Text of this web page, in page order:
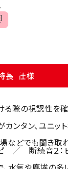
長・仕様
際の視認性を確
タン、ユニット
どでも聞き取
／ 断続音２：